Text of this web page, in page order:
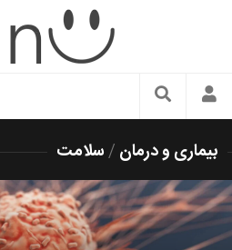
سبک زندگی
زیبایی و آرایش
شیک پوشی
بیماری و درمان /سلامت